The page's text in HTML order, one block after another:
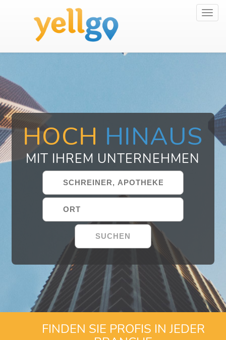
HOCH HINAUS
MIT IHREM UNTERNEHMEN
FINDEN SIE PROFIS IN JEDER